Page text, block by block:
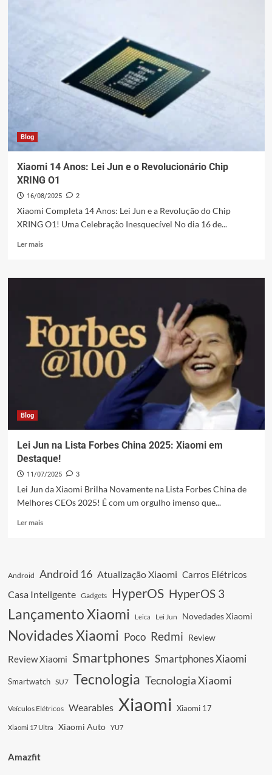
Futuro
Blog
Xiaomi 14 Anos: Lei Jun e o Revolucionário Chip
XRING O1
16/08/2025 2
Xiaomi Completa 14 Anos: Lei Jun e a Revolução do Chip
XRING O1! Uma Celebração Inesquecível No dia 16 de...
Ler maisLeia
Xiaomi
Jun
e
o
Revolucionário
Chip
XRING
Blog
Lei Jun na Lista Forbes China 2025: Xiaomi em
Destaque!
11/07/2025 3
Lei Jun da Xiaomi Brilha Novamente na Lista Forbes China de
Melhores CEOs 2025! É com um orgulho imenso que...
Ler maisLeia
na
Lista
Forbes
China
Xiaomi
Destaque!
Android Android 16 Atualização Xiaomi Carros Elétricos
Casa Inteligente Gadgets HyperOS HyperOS 3
Lançamento Xiaomi Leica Lei Jun Novedades Xiaomi
Novidades Xiaomi Poco Redmi Review
Review Xiaomi Smartphones Smartphones Xiaomi
Smartwatch SU7 Tecnologia Tecnologia Xiaomi
Veículos Elétricos Wearables Xiaomi Xiaomi 17
Xiaomi 17 Ultra Xiaomi Auto YU7
Amazfit